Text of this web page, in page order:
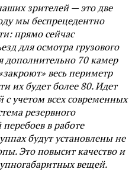
зрителей — это две
мы беспрецедентно
прямо сейчас
для осмотра грузового
дополнительно 70 камер
весь периметр
их будет более 80. Идет
с учетом всех современных
резервного
в работе
будут установлены не
Это повысит качество и
вещей.